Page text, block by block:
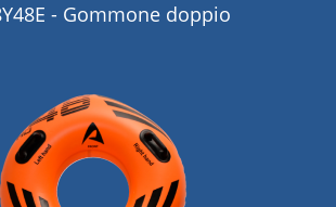
- Gommone doppio